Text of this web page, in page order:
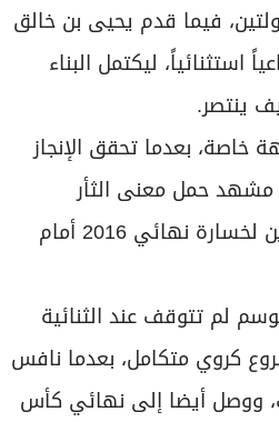
فيما قدم يحيى بن خالق
ليكتمل البناء
ينتصر.
بعدما تحقق الإنجاز
حمل معنى الثأر
الرياضي الجميل، برد الدين لخسارة نهائي 2016 أمام
لم تتوقف عند الثنائية
كروي متكامل، بعدما نافس
ووصل أيضا إلى نهائي كأس